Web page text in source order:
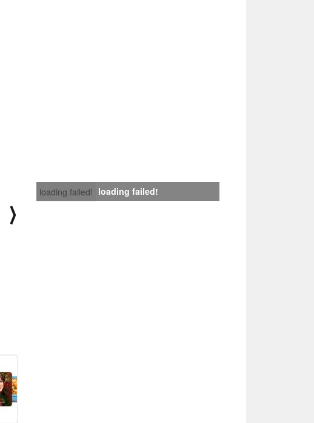
loading failed! loading failed!
⟩